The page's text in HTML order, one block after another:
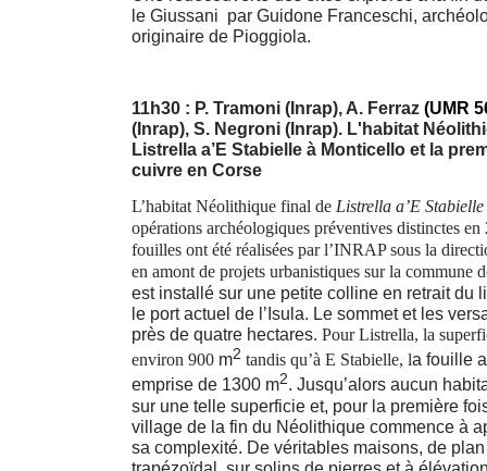
le Giussani par Guidone Franceschi,
originaire de Pioggiola.
11h30 : P. Tramoni (Inrap), A. Ferraz (UMR
(Inrap), S. Negroni (Inrap). L'habitat
Listrella a’E Stabielle à Monticello et la
cuivre en Corse
L’habitat Néolithique final de Listrella a’E Stabielle
opérations archéologiques préventives distinctes
fouilles ont été réalisées par l’INRAP sous la
en amont de projets urbanistiques sur la commune
est installé sur une petite colline en retrait du
le port actuel de l’Isula. Le sommet et les
près de quatre hectares. Pour Listrella, la
environ 900 m2 tandis qu’à E Stabielle, la fouille
emprise de 1300 m2. Jusqu’alors aucun
sur une telle superficie et, pour la première
village de la fin du Néolithique commence à
sa complexité. De véritables maisons, de